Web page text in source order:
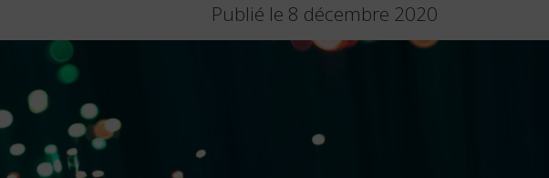
Publié le 8 décembre 2020